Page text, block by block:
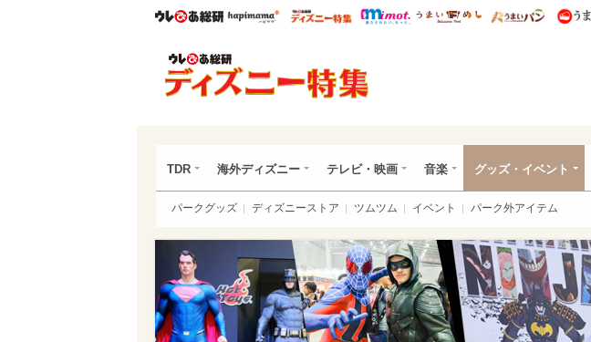
ウレぴあ総研ハピママ* ウレぴあ総研 ディズニー特集
mimot. うまいめし うま
TDR 海外ディズニー テレビ・映画 音楽 グッズ・イベント
パークグッズ ディズニーストア ツムツム イベント パーク外アイテム